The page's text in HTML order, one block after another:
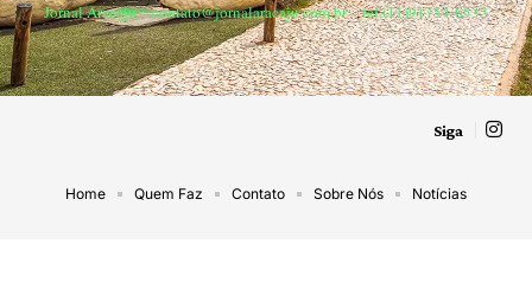
Jornal Aracaju –contato@jornalaracaju.com.br– tel.(11)91754-6532
Siga
Home Quem Faz Contato Sobre Nós Notícias